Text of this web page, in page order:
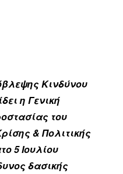
Κινδύνου
η Γενική
του
& Πολιτικής
5 Ιουλίου
δασικής